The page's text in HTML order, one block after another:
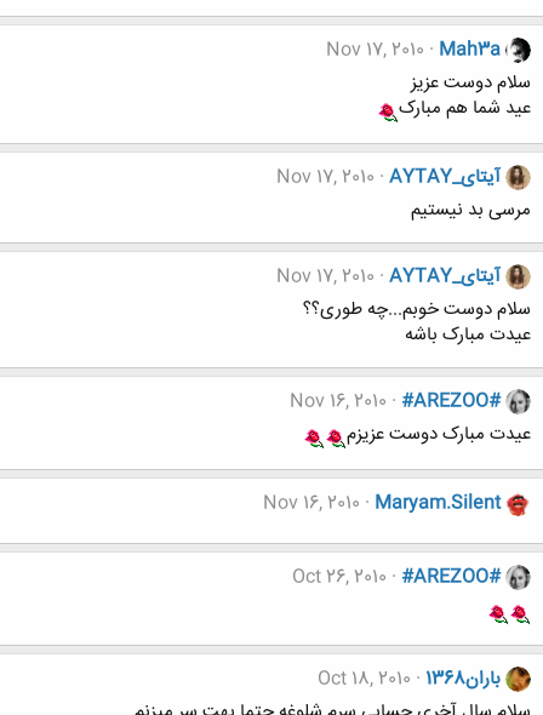
Mah3a
Nov 17, 2010
سلام دوست عزیز
عید شما هم مبارک
آیتای_AYTAY
Nov 17, 2010
مرسی بد نیستیم
آیتای_AYTAY
Nov 17, 2010
سلام دوست خوبم...چه طوری؟؟
عیدت مبارک باشه
#AREZOO#
Nov 16, 2010
عیدت مبارک دوست عزیزم
Maryam.Silent
Nov 16, 2010
#AREZOO#
Oct 26, 2010
باران1368
Oct 18, 2010